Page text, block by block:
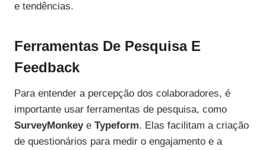
e tendências.
Ferramentas De Pesquisa E
Feedback
Para entender a percepção dos colaboradores, é
importante usar ferramentas de pesquisa, como
SurveyMonkeye Typeform. Elas facilitam a criação
de questionários para medir o engajamento e a